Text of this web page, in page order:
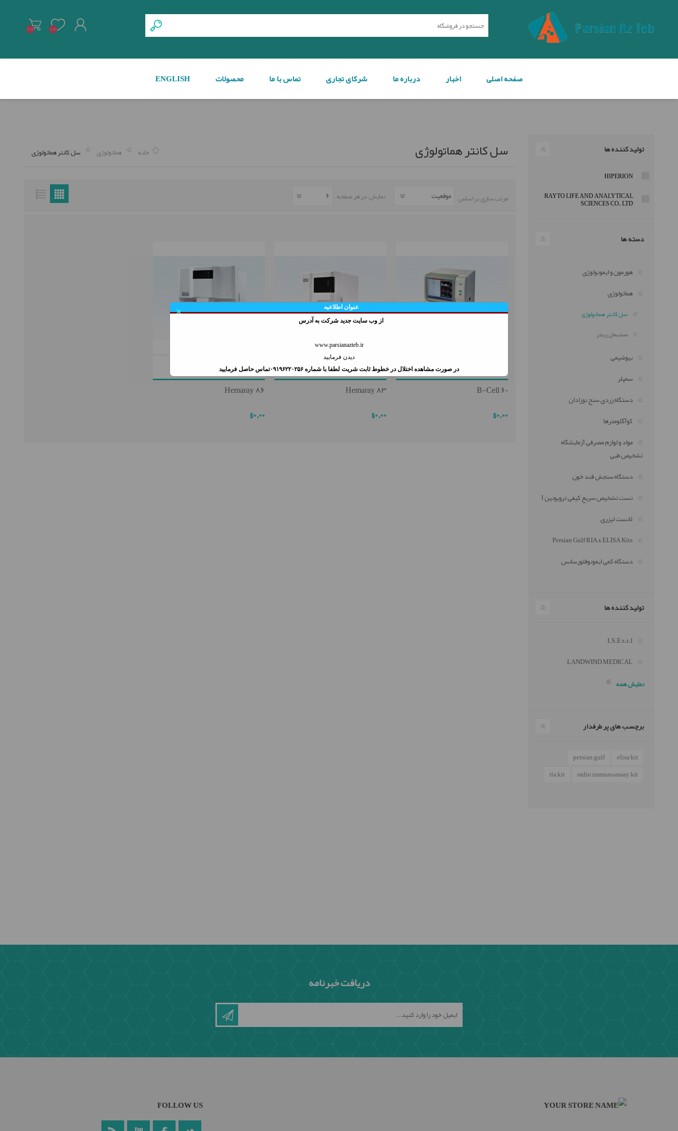
×
عنوان اطلاعیه
از وب سايت جديد شركت به آدرس
www.parsianazteb.ir
دیدن فرمایید
در صورت مشاهده اختلال در خطوط ثابت شريت لطفا با شماره ۰۹۱۹۶۲۲۰۲۵۶تماس حاصل فرمایید
(0)
(0)
صفحه اصلی اخبار درباره ما شرکای تجاری تماس با ما محصولات
فتومتر
الکترولیت آنالایزر
سمپلرهای متغیر
پیپتور شارژی
دیسپنسر
پایه سمپلر خطی و گردان رومیزی
مواد و لوازم مصرفی آزمایشگاه
تشخیص طبی
نوک سمپلر اپندورف و گیلسون
محلول های دستگاه سل کانتر
میکروتیوب
لامل
دستگاه سنجش قند خون
تست تشخیص سریع کیفی
تروپونین I
لانست لیزری
PERSIAN GULF RIA &
ENGLISH
سل کانتر هماتولوژی خانه هماتولوژی سل کانتر هماتولوژی
مرتب سازی بر اساس نمایشدر هر صفحه
B-Cell 60
$0.00
Hemaray 83
$0.00
Hemaray 86
$0.00
تولید کننده ها
HIPERION
RAYTO LIFE AND ANALYTICAL
SCIENCES CO., LTD
دسته ها
هورمون و ایمونولوژی
هماتولوژی
سل کانتر هماتولوژی
سدیمان ریدر
بیوشیمی
سمپلر
دستگاه زردی سنج نوزادان
کوآگلومترها
مواد و لوازم مصرفی آزمایشگاه
تشخیص طبی
دستگاه سنجش قند خون
تست تشخیص سریع کیفی تروپونین I
لانست لیزری
Persian Gulf RIA & ELISA Kits
دستگاه کمی ایمونوفلورسانس
تولید کننده ها
I.S.E s.r.l
LANDWIND MEDICAL
نمایش همه
برچسب های پر طرفدار
elisa kit
persian gulf
radio immunoassay kit
ria kit
دریافت خبرنامه
FOLLOW US